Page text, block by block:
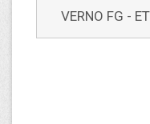
VERNO FG -